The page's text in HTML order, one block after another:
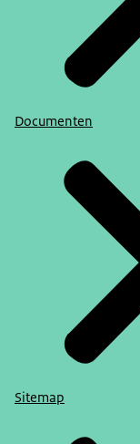
Documenten
Sitemap